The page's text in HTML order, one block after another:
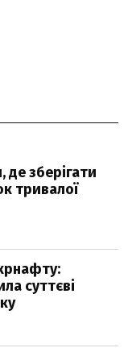
де зберігати
тривалої
суттєві